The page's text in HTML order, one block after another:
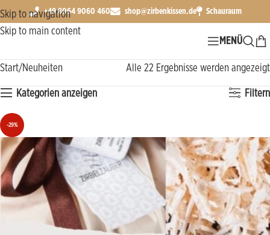
Skip to navigation
Skip to main content
+49 8064 9060 460 shop@zirbenkissen.de Schauraum
MENÜ
Start Neuheiten Alle 22 Ergebnisse werden angezeigt
Kategorien anzeigen Filtern
-29%